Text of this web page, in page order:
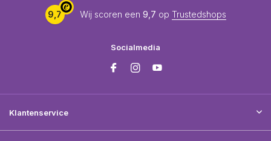
9,7 Wij scoren een 9,7 op Trustedshops
Socialmedia
Klantenservice